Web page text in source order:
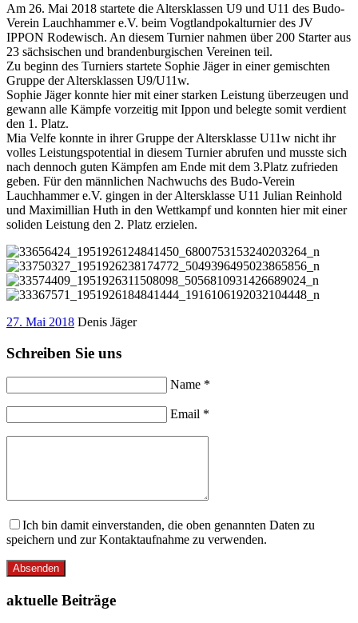
Am 26. Mai 2018 startete die Altersklassen U9 und U11 des Budo-
Verein Lauchhammer e.V. beim Vogtlandpokalturnier des JV
IPPON Rodewisch. An diesem Turnier nahmen über 200 Starter aus
23 sächsischen und brandenburgischen Vereinen teil.
Zu beginn des Turniers startete Sophie Jäger in einer gemischten
Gruppe der Altersklassen U9/U11w.
Sophie Jäger konnte hier mit einer starken Leistung überzeugen und
gewann alle Kämpfe vorzeitig mit Ippon und belegte somit verdient
den 1. Platz.
Mia Velfe konnte in ihrer Gruppe der Altersklasse U11w nicht ihr
volles Leistungspotential in diesem Turnier abrufen und musste sich
nach dennoch guten Kämpfen am Ende mit dem 3.Platz zufrieden
geben. Für den männlichen Nachwuchs des Budo-Verein
Lauchhammer e.V. gingen in der Altersklasse U11 Julian Reinhold
und Maximillian Huth in den Wettkampf und konnten hier mit einer
soliden Leistung den 2. Platz erzielen.
27. Mai 2018 Denis Jäger
Schreiben Sie uns
Name *
Email *
Ich bin damit einverstanden, die oben genannten Daten zu
speichern und zur Kontaktaufnahme zu verwenden.
Absenden
aktuelle Beiträge